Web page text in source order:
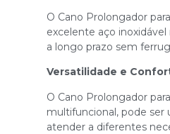
O Cano Prolongador
excelente aço
a longo prazo sem
Versatilidade e
O Cano Prolongador
multifuncional, pode ser
atender a diferentes